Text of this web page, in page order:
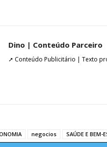
Dino | Conteúdo Parceiro
➚ Conteúdo Publicitário | Texto
negocios SAÚDE E BEM-